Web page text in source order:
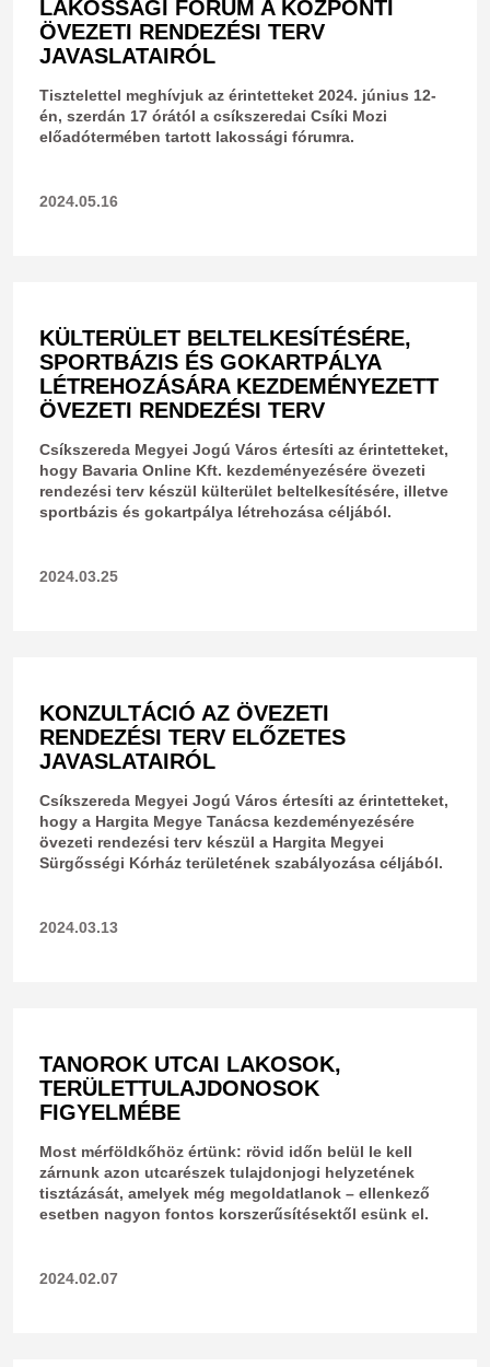
LAKOSSÁGI FÓRUM A KÖZPONTI
ÖVEZETI RENDEZÉSI TERV
JAVASLATAIRÓL
Tisztelettel meghívjuk az érintetteket 2024. június 12-
én, szerdán 17 órától a csíkszeredai Csíki Mozi
előadótermében tartott lakossági fórumra.
2024.05.16
KÜLTERÜLET BELTELKESÍTÉSÉRE,
SPORTBÁZIS ÉS GOKARTPÁLYA
LÉTREHOZÁSÁRA KEZDEMÉNYEZETT
ÖVEZETI RENDEZÉSI TERV
Csíkszereda Megyei Jogú Város értesíti az érintetteket,
hogy Bavaria Online Kft. kezdeményezésére övezeti
rendezési terv készül külterület beltelkesítésére, illetve
sportbázis és gokartpálya létrehozása céljából.
2024.03.25
KONZULTÁCIÓ AZ ÖVEZETI
RENDEZÉSI TERV ELŐZETES
JAVASLATAIRÓL
Csíkszereda Megyei Jogú Város értesíti az érintetteket,
hogy a Hargita Megye Tanácsa kezdeményezésére
övezeti rendezési terv készül a Hargita Megyei
Sürgősségi Kórház területének szabályozása céljából.
2024.03.13
TANOROK UTCAI LAKOSOK,
TERÜLETTULAJDONOSOK
FIGYELMÉBE
Most mérföldkőhöz értünk: rövid időn belül le kell
zárnunk azon utcarészek tulajdonjogi helyzetének
tisztázását, amelyek még megoldatlanok – ellenkező
esetben nagyon fontos korszerűsítésektől esünk el.
2024.02.07